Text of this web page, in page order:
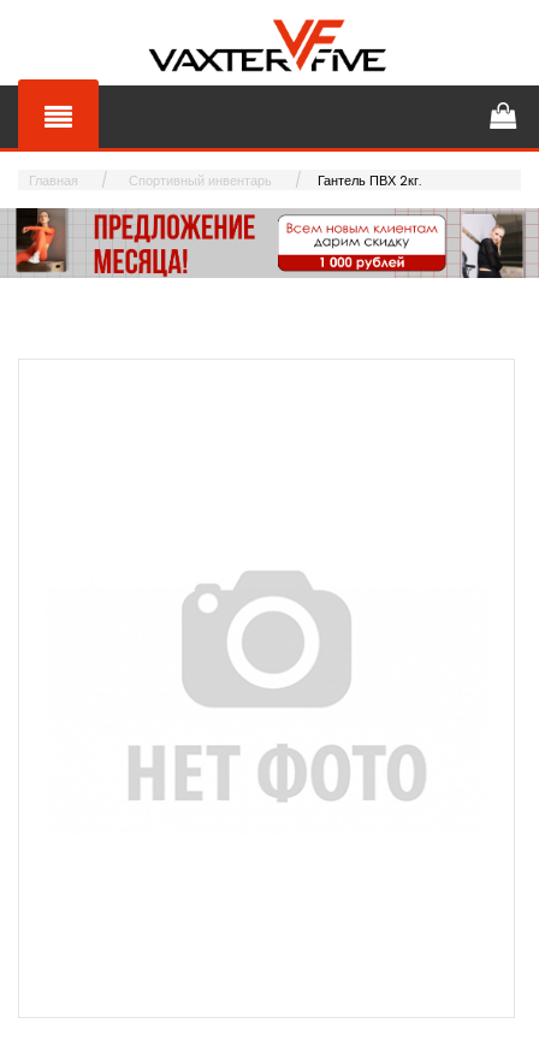
Главная Спортивный инвентарь Гантель ПВХ 2кг.